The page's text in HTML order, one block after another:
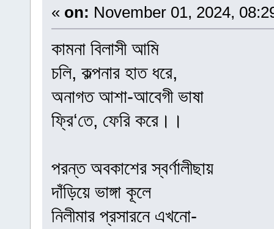
« on: November 01, 2024,
কামনা বিলাসী আমি
চলি, কল্পনার হাত ধরে,
অনাগত আশা-আবেগী ভাষা
ফ্রি‘তে, ফেরি করে।।
পরন্ত অবকাশের স্বর্ণালীছায়
দাঁড়িয়ে ভাঙ্গা কূলে
নিলীমার প্রসারনে এখনো-